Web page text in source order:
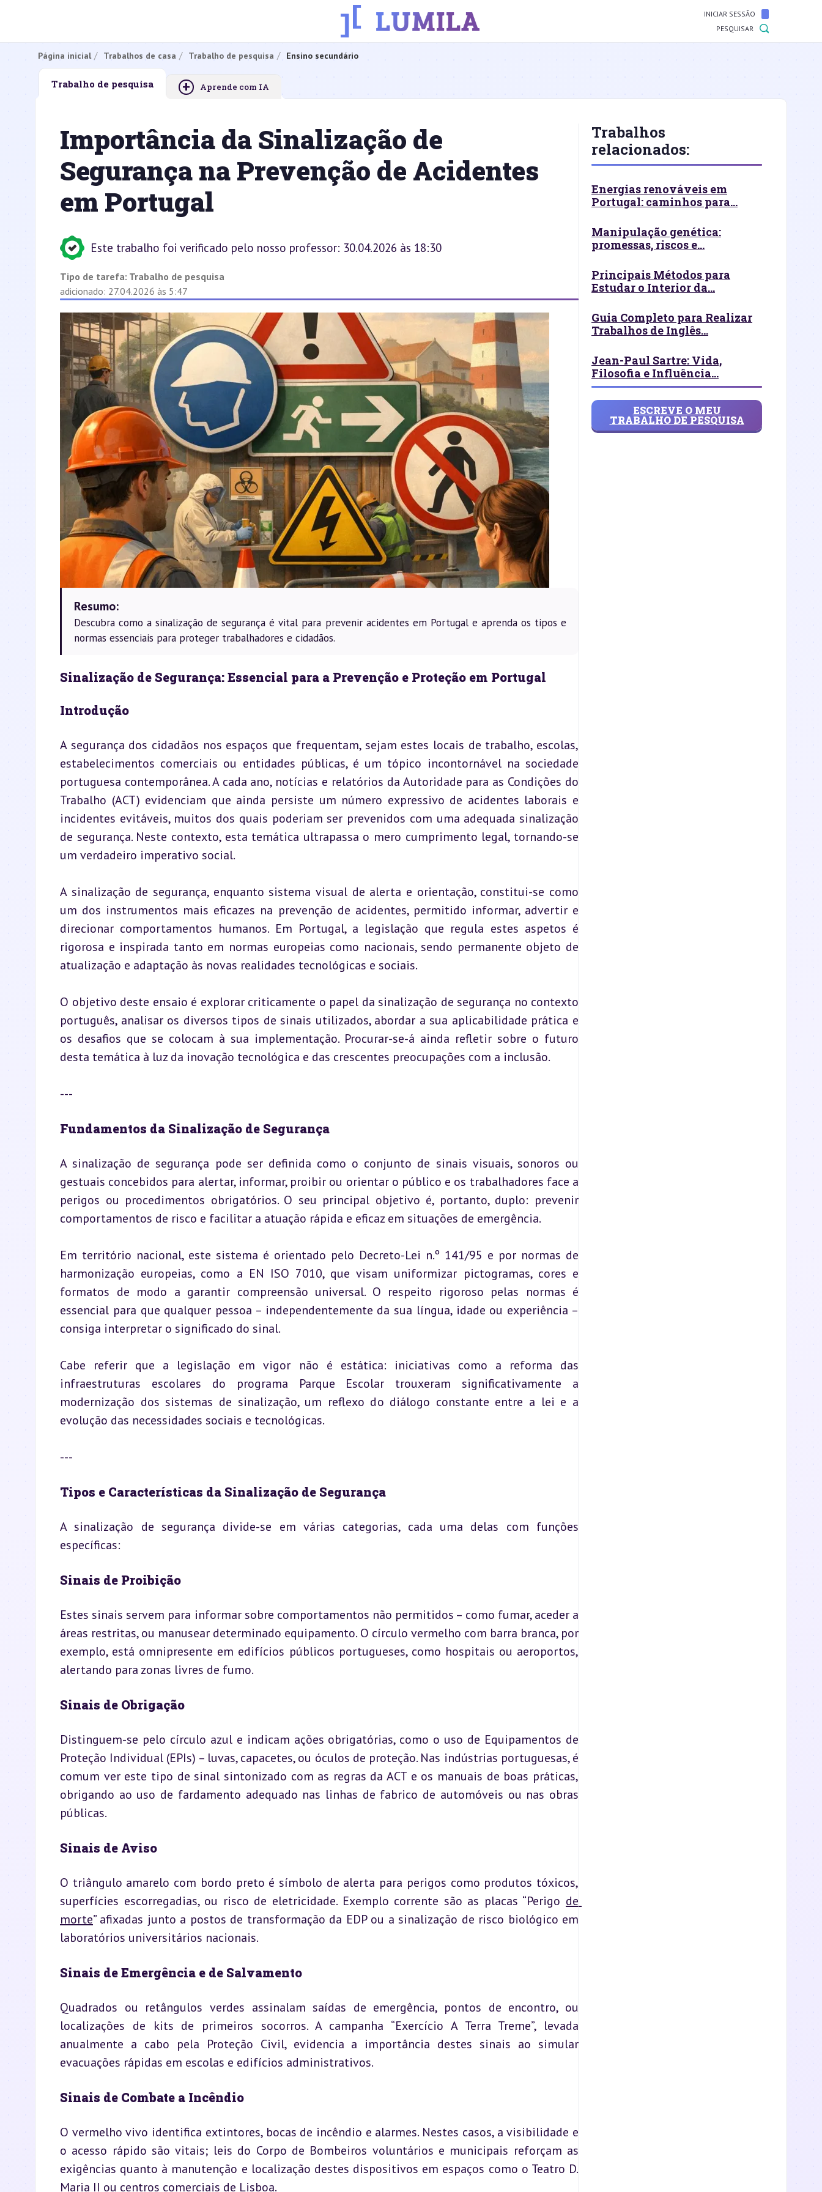
INICIAR SESSÃO
PESQUISAR
Página inicial Trabalhos de casa Trabalho de pesquisa Ensino secundário
Trabalho de pesquisa + Aprende com IA
Importância da Sinalização de
Segurança na Prevenção de Acidentes
em Portugal
Este trabalho foi verificado pelo nosso professor: 30.04.2026 às 18:30
Tipo de tarefa: Trabalho de pesquisa
adicionado: 27.04.2026 às 5:47
Resumo:
Descubra como a sinalização de segurança é vital para prevenir acidentes em Portugal e aprenda os tipos e
normas essenciais para proteger trabalhadores e cidadãos.
Sinalização de Segurança: Essencial para a Prevenção e Proteção em Portugal
Introdução
A segurança dos cidadãos nos espaços que frequentam, sejam estes locais de trabalho, escolas,
estabelecimentos comerciais ou entidades públicas, é um tópico incontornável na sociedade
portuguesa contemporânea. A cada ano, notícias e relatórios da Autoridade para as Condições do
Trabalho (ACT) evidenciam que ainda persiste um número expressivo de acidentes laborais e
incidentes evitáveis, muitos dos quais poderiam ser prevenidos com uma adequada sinalização
de segurança. Neste contexto, esta temática ultrapassa o mero cumprimento legal, tornando-se
um verdadeiro imperativo social.
A sinalização de segurança, enquanto sistema visual de alerta e orientação, constitui-se como
um dos instrumentos mais eficazes na prevenção de acidentes, permitido informar, advertir e
direcionar comportamentos humanos. Em Portugal, a legislação que regula estes aspetos é
rigorosa e inspirada tanto em normas europeias como nacionais, sendo permanente objeto de
atualização e adaptação às novas realidades tecnológicas e sociais.
O objetivo deste ensaio é explorar criticamente o papel da sinalização de segurança no contexto
português, analisar os diversos tipos de sinais utilizados, abordar a sua aplicabilidade prática e
os desafios que se colocam à sua implementação. Procurar-se-á ainda refletir sobre o futuro
desta temática à luz da inovação tecnológica e das crescentes preocupações com a inclusão.
---
Fundamentos da Sinalização de Segurança
A sinalização de segurança pode ser definida como o conjunto de sinais visuais, sonoros ou
gestuais concebidos para alertar, informar, proibir ou orientar o público e os trabalhadores face a
perigos ou procedimentos obrigatórios. O seu principal objetivo é, portanto, duplo: prevenir
comportamentos de risco e facilitar a atuação rápida e eficaz em situações de emergência.
Em território nacional, este sistema é orientado pelo Decreto-Lei n.º 141/95 e por normas de
harmonização europeias, como a EN ISO 7010, que visam uniformizar pictogramas, cores e
formatos de modo a garantir compreensão universal. O respeito rigoroso pelas normas é
essencial para que qualquer pessoa – independentemente da sua língua, idade ou experiência –
consiga interpretar o significado do sinal.
Cabe referir que a legislação em vigor não é estática: iniciativas como a reforma das
infraestruturas escolares do programa Parque Escolar trouxeram significativamente a
modernização dos sistemas de sinalização, um reflexo do diálogo constante entre a lei e a
evolução das necessidades sociais e tecnológicas.
---
Tipos e Características da Sinalização de Segurança
A sinalização de segurança divide-se em várias categorias, cada uma delas com funções
específicas:
Sinais de Proibição
Estes sinais servem para informar sobre comportamentos não permitidos – como fumar, aceder a
áreas restritas, ou manusear determinado equipamento. O círculo vermelho com barra branca, por
exemplo, está omnipresente em edifícios públicos portugueses, como hospitais ou aeroportos,
alertando para zonas livres de fumo.
Sinais de Obrigação
Distinguem-se pelo círculo azul e indicam ações obrigatórias, como o uso de Equipamentos de
Proteção Individual (EPIs) – luvas, capacetes, ou óculos de proteção. Nas indústrias portuguesas, é
comum ver este tipo de sinal sintonizado com as regras da ACT e os manuais de boas práticas,
obrigando ao uso de fardamento adequado nas linhas de fabrico de automóveis ou nas obras
públicas.
Sinais de Aviso
O triângulo amarelo com bordo preto é símbolo de alerta para perigos como produtos tóxicos,
superfícies escorregadias, ou risco de eletricidade. Exemplo corrente são as placas “Perigo de
morte” afixadas junto a postos de transformação da EDP ou a sinalização de risco biológico em
laboratórios universitários nacionais.
Sinais de Emergência e de Salvamento
Quadrados ou retângulos verdes assinalam saídas de emergência, pontos de encontro, ou
localizações de kits de primeiros socorros. A campanha “Exercício A Terra Treme”, levada
anualmente a cabo pela Proteção Civil, evidencia a importância destes sinais ao simular
evacuações rápidas em escolas e edifícios administrativos.
Sinais de Combate a Incêndio
O vermelho vivo identifica extintores, bocas de incêndio e alarmes. Nestes casos, a visibilidade e
o acesso rápido são vitais; leis do Corpo de Bombeiros voluntários e municipais reforçam as
exigências quanto à manutenção e localização destes dispositivos em espaços como o Teatro D.
Maria II ou centros comerciais de Lisboa.
Trabalhos
relacionados:
Energias renováveis em
Portugal: caminhos para...
Manipulação genética:
promessas, riscos e...
Principais Métodos para
Estudar o Interior da...
Guia Completo para Realizar
Trabalhos de Inglês...
Jean-Paul Sartre: Vida,
Filosofia e Influência...
ESCREVE O MEU
TRABALHO DE PESQUISA